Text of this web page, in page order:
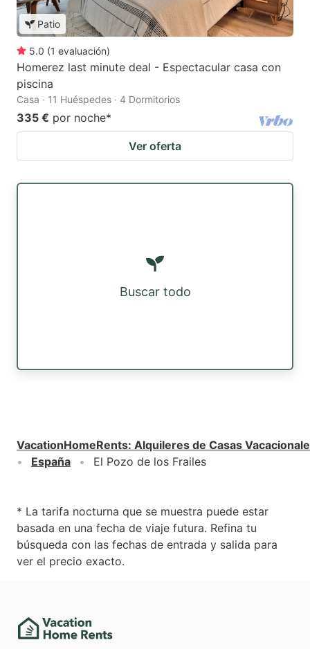
Patio
5.0 (1 evaluación)
Homerez last minute deal - Espectacular casa con
piscina
Casa · 11 Huéspedes · 4 Dormitorios
335 € por noche*
Ver oferta
Buscar todo
VacationHomeRents: Alquileres de Casas
España
El Pozo de los Frailes
* La tarifa nocturna que se muestra puede estar
basada en una fecha de viaje futura. Refina tu
búsqueda con las fechas de entrada y salida para
ver el precio exacto.